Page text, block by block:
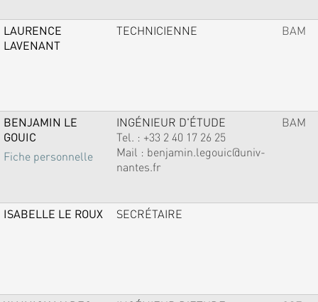
LAURENCE
LAVENANT
TECHNICIENNE BAM
BENJAMIN LE
GOUIC
Fiche personnelle
INGÉNIEUR D'ÉTUDE
Tel. : +33 2 40 17 26 25
Mail : benjamin.legouic@univ-
nantes.fr
BAM
ISABELLE LE ROUX SECRÉTAIRE